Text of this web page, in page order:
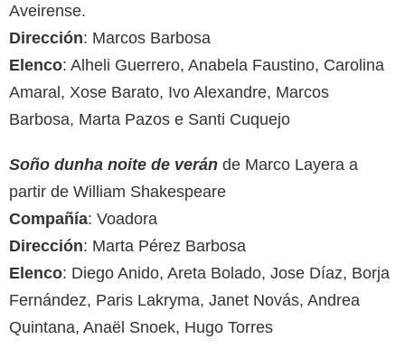
Aveirense.
Dirección: Marcos Barbosa
Elenco: Alheli Guerrero, Anabela Faustino, Carolina
Amaral, Xose Barato, Ivo Alexandre, Marcos
Barbosa, Marta Pazos e Santi Cuquejo
Soño dunha noite de verán de Marco Layera a
partir de William Shakespeare
Compañía: Voadora
Dirección: Marta Pérez Barbosa
Elenco: Diego Anido, Areta Bolado, Jose Díaz, Borja
Fernández, Paris Lakryma, Janet Novás, Andrea
Quintana, Anaël Snoek, Hugo Torres